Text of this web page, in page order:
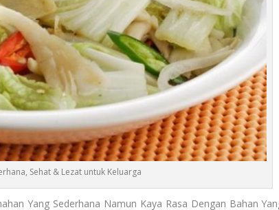
Sehat & Lezat untuk Keluarga
Yang Sederhana Namun Kaya Rasa Dengan Bahan